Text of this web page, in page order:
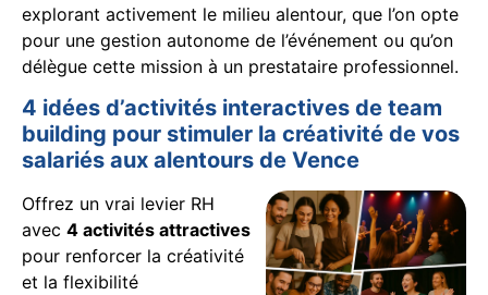
explorant activement le milieu alentour, que l’on opte
pour une gestion autonome de l’événement ou qu’on
délègue cette mission à un prestataire professionnel.
4 idées d’activités interactives de team
building pour stimuler la créativité de vos
salariés aux alentours de Vence
Offrez un vrai levier RH
avec 4 activités attractives
pour renforcer la créativité
et la flexibilité